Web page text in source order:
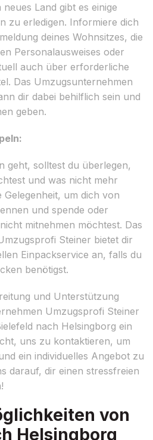
Land gibt es einige
zu erledigen. Informiere dich
deines Wohnsitzes, die
Personalausweises oder
auch über erforderliche
Das Umzugsunternehmen
dir dabei behilflich sein und
geben.
geht, solltest du überlegen,
und was nicht mehr
um dich von
und spende oder
mitnehmen möchtest. Das
Steiner bietet dir
Einpackservice an, falls du
benötigst.
und Unterstützung
Umzugsprofi Steiner
nach Helsingborg ein
uns zu kontaktieren, um
ein individuelles Angebot zu
darauf, dir einen stressfreien
von
Helsingborg